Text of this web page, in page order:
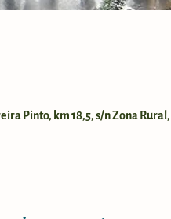
Pinto, km 18,5, s/n Zona Rural,